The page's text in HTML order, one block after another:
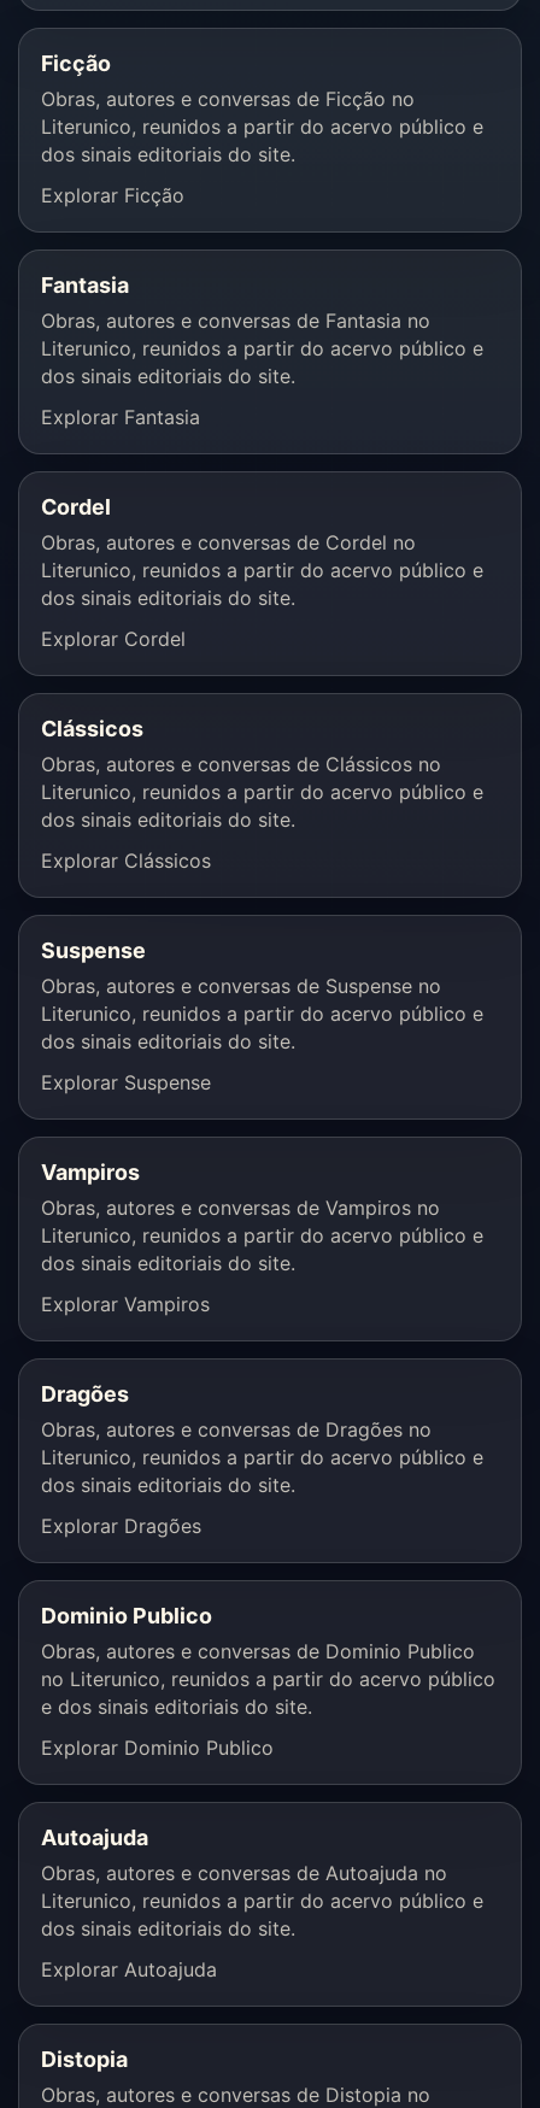
Ficção
Obras, autores e conversas de Ficção no
Literunico, reunidos a partir do acervo público e
dos sinais editoriais do site.
Explorar Ficção
Fantasia
Obras, autores e conversas de Fantasia no
Literunico, reunidos a partir do acervo público e
dos sinais editoriais do site.
Explorar Fantasia
Cordel
Obras, autores e conversas de Cordel no
Literunico, reunidos a partir do acervo público e
dos sinais editoriais do site.
Explorar Cordel
Clássicos
Obras, autores e conversas de Clássicos no
Literunico, reunidos a partir do acervo público e
dos sinais editoriais do site.
Explorar Clássicos
Suspense
Obras, autores e conversas de Suspense no
Literunico, reunidos a partir do acervo público e
dos sinais editoriais do site.
Explorar Suspense
Vampiros
Obras, autores e conversas de Vampiros no
Literunico, reunidos a partir do acervo público e
dos sinais editoriais do site.
Explorar Vampiros
Dragões
Obras, autores e conversas de Dragões no
Literunico, reunidos a partir do acervo público e
dos sinais editoriais do site.
Explorar Dragões
Dominio Publico
Obras, autores e conversas de Dominio Publico
no Literunico, reunidos a partir do acervo público
e dos sinais editoriais do site.
Explorar Dominio Publico
Autoajuda
Obras, autores e conversas de Autoajuda no
Literunico, reunidos a partir do acervo público e
dos sinais editoriais do site.
Explorar Autoajuda
Distopia
Obras, autores e conversas de Distopia no